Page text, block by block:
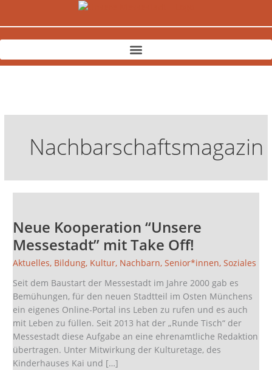
Nachbarschaftsmagazin
Neue Kooperation “Unsere
Messestadt” mit Take Off!
Aktuelles, Bildung, Kultur, Nachbarn,Senior*innen,Soziales
Seit dem Baustart der Messestadt im Jahre 2000 gab es
Bemühungen, für den neuen Stadtteil im Osten Münchens
ein eigenes Online-Portal ins Leben zu rufen und es auch
mit Leben zu füllen. Seit 2013 hat der „Runde Tisch“ der
Messestadt diese Aufgabe an eine ehrenamtliche Redaktion
übertragen. Unter Mitwirkung der Kulturetage, des
Kinderhauses Kai und […]
“Unsere
Messestadt”
mit
Take
Off!